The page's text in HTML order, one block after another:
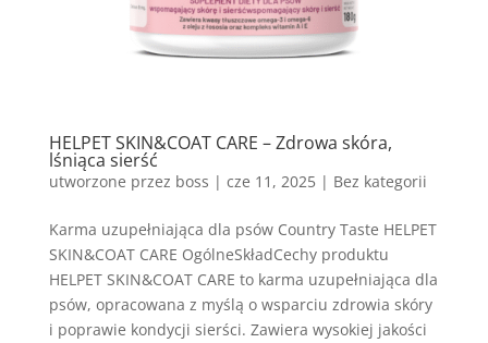
HELPET SKIN&COAT CARE – Zdrowa skóra,
lśniąca sierść
utworzone przez boss | cze 11, 2025| Bez kategorii
Karma uzupełniająca dla psów Country Taste HELPET
SKIN&COAT CARE OgólneSkładCechy produktu
HELPET SKIN&COAT CARE to karma uzupełniająca dla
psów, opracowana z myślą o wsparciu zdrowia skóry
i poprawie kondycji sierści. Zawiera wysokiej jakości